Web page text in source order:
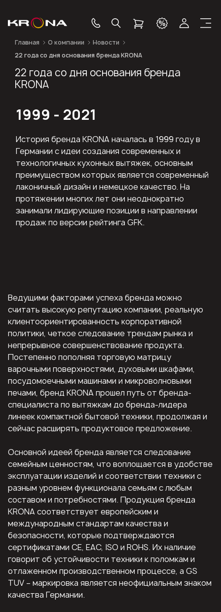
Главная О компании
Новости
22 года со дня основания бренда KRONA
22 года со дня основания бренда
KRONA
1999 - 2021
История бренда KRONA началась в 1999 году в
Германии с идеи создания современных и
технологичных кухонных вытяжек, основным
преимуществом которых является современный
лаконичный дизайн и немецкое качество. На
протяжении многих лет они неоднократно
занимали лидирующие позиции в направлении
продаж по версии рейтинга GFK.
Ведущими факторами успеха бренда можно
считать высокую репутацию компании, реальную
клиентоориентированность корпоративной
политики, четкое следование трендам рынка и
непрерывное совершенствование продукта.
Постепенно пополняя торговую матрицу
варочными поверхностями, духовыми шкафами,
посудомоечными машинами и микроволновыми
печами, бренд KRONA прошел путь от бренда-
специалиста по вытяжкам до бренда-лидера
линеек компактной бытовой техники, продолжая и
сейчас расширять продуктовое предложение.
Основной идеей бренда является следование
семейным ценностям, что воплощается в удобстве
эксплуатации изделий и соответствии техники с
разным уровнем функционала семьям с любым
составом и потребностями. Продукция бренда
KRONA соответствует европейским и
международным стандартам качества и
безопасности, которые подтверждаются
сертификатами СE, EAC, ISO и ROHS. Их наличие
говорит об устойчивости техники к поломкам и
отлаженном производственном процессе, а GS
TUV – маркировка является неофициальным знаком
качества Германии.